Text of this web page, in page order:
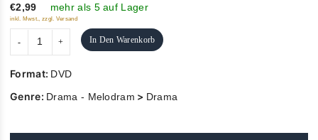
5
€2,99 mehr als 5 auf Lager
inkl. Mwst., zzgl. Versand
In Den Warenkorb
Format: DVD
Genre: Drama - Melodram > Drama